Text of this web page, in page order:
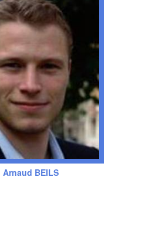
Arnaud BEILS